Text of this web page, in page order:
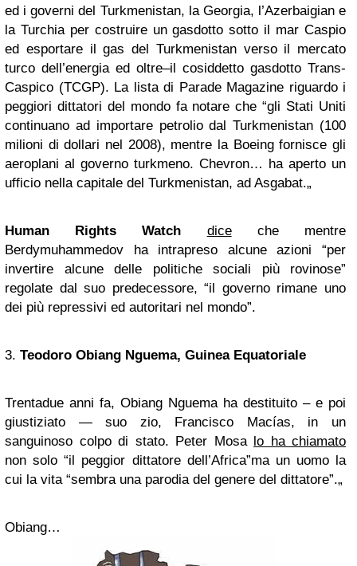
ed i governi del Turkmenistan, la Georgia, l’Azerbaigian e
la Turchia per costruire un gasdotto sotto il mar Caspio
ed esportare il gas del Turkmenistan verso il mercato
turco dell’energia ed oltre–il cosiddetto gasdotto Trans-
Caspico (TCGP). La lista di Parade Magazine riguardo i
peggiori dittatori del mondo fa notare che “gli Stati Uniti
continuano ad importare petrolio dal Turkmenistan (100
milioni di dollari nel 2008), mentre la Boeing fornisce gli
aeroplani al governo turkmeno. Chevron… ha aperto un
ufficio nella capitale del Turkmenistan, ad Asgabat.„
Human Rights Watch diceche mentre
Berdymuhammedov ha intrapreso alcune azioni “per
invertire alcune delle politiche sociali più rovinose”
regolate dal suo predecessore, “il governo rimane uno
dei più repressivi ed autoritari nel mondo”.
3. Teodoro Obiang Nguema, Guinea Equatoriale
Trentadue anni fa, Obiang Nguema ha destituito – e poi
giustiziato — suo zio, Francisco Macías, in un
sanguinoso colpo di stato. Peter Mosa lo ha chiamato
non solo “il peggior dittatore dell’Africa”ma un uomo la
cui la vita “sembra una parodia del genere del dittatore”.„
Obiang…